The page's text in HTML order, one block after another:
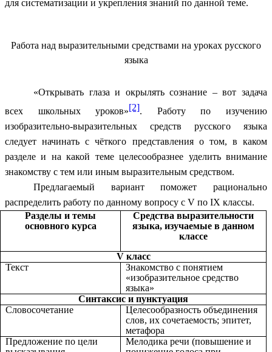
для систематизации и укрепления знаний по данной теме.
Работа над выразительными средствами на уроках русского
языка
«Открывать глаза и окрылять сознание – вот задача
всех школьных уроков»[2]. Работу по изучению
изобразительно-выразительных средств русского языка
следует начинать с чёткого представления о том, в каком
разделе и на какой теме целесообразнее уделить внимание
знакомству с тем или иным выразительным средством.
Предлагаемый вариант поможет рационально
распределить работу по данному вопросу с V по IХ классы.
Разделы и темы
основного курса
Средства выразительности
языка, изучаемые в данном
классе
V класс
Текст
Знакомство с понятием
«изобразительное средство
языка»
Синтаксис и пунктуация
Словосочетание
Целесообразность объединения
слов, их сочетаемость; эпитет,
метафора
Предложение по цели
Мелодика речи (повышение и